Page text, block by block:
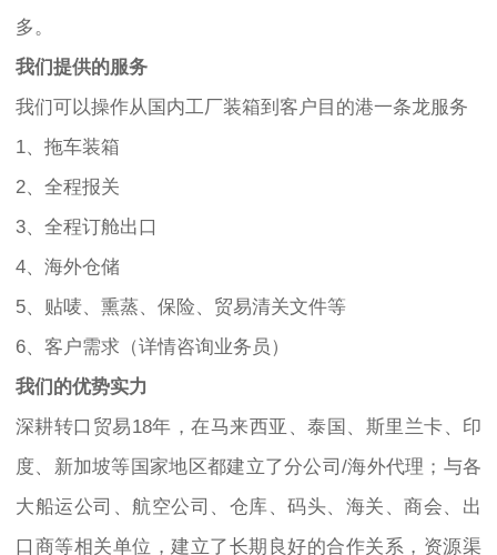
多。
我们提供的服务
我们可以操作从国内工厂装箱到客户目的港一条龙服务
1、拖车装箱
2、全程报关
3、全程订舱出口
4、海外仓储
5、贴唛、熏蒸、保险、贸易清关文件等
6、客户需求（详情咨询业务员）
我们的优势实力
深耕转口贸易18年，在马来西亚、泰国、斯里兰卡、印
度、新加坡等国家地区都建立了分公司/海外代理；与各
大船运公司、航空公司、仓库、码头、海关、商会、出
口商等相关单位，建立了长期良好的合作关系，资源渠